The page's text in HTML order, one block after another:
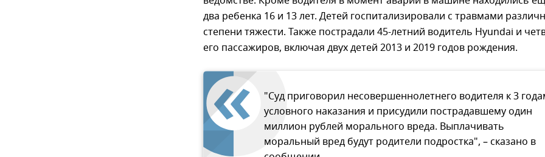
два ребенка 16 и 13 лет. Детей госпитализировали с травмами
степени тяжести. Также пострадали 45-летний водитель Hyundai и
его пассажиров, включая двух детей 2013 и 2019 годов рождения.
"Суд приговорил несовершеннолетнего водителя к 3
условного наказания и присудили пострадавшему один
миллион рублей морального вреда. Выплачивать
моральный вред будут родители подростка", – сказано в